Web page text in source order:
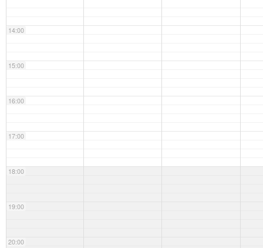
14:00
15:00
16:00
17:00
18:00
19:00
20:00